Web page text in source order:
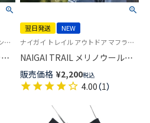
ナイガイ トレイル アウトドア キャンプ 登山 キャンプ トレイルランニング トレラン グッズ
翌日発送
NEW
ナイガイ トレイル アウトドア マフラー ネックカバー 登山 キャンプ
NAIGAI TRAIL メリノウール
100％ ネックゲイター 薄地
【365日最短翌日発送】
90370805
販売価格 ¥2,200税込
4.00（1）